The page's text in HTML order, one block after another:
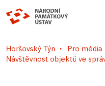
Horšovský Týn
Pro média
Návštěvnost objektů ve